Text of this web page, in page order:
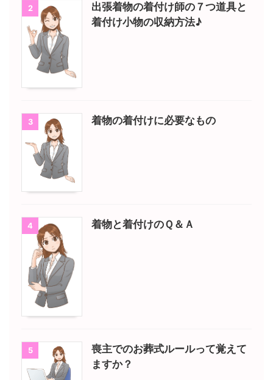
2
出張着物の着付け師の７つ道具と
着付け小物の収納方法♪
3 着物の着付けに必要なもの
4 着物と着付けのＱ＆Ａ
5
喪主でのお葬式ルールって覚えて
ますか？